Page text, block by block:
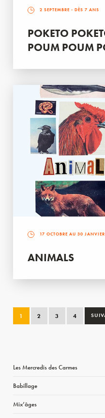
2 SEPTEMBRE - DÈS 7 ANS
POKETO
POUM POUM
17 OCTOBRE AU 30 JANVIER
ANIMALS
1 2 3 4
Les Mercredis des Carmes
Babillage
Mix’âges